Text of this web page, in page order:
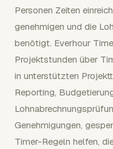
Personen Zeiten
genehmigen und die
benötigt. Everhour
Projektstunden über
in unterstützten
Reporting,
Genehmigungen,
Timer-Regeln helfen,